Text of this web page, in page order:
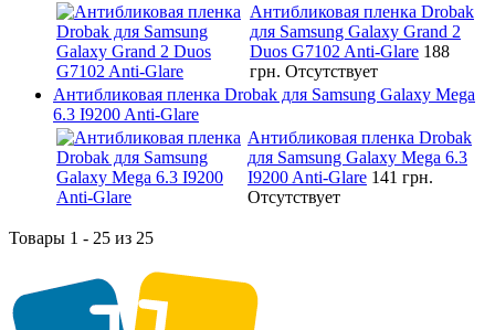
Антибликовая пленка Drobak
для Samsung Galaxy Grand 2
Duos G7102 Anti-Glare 188
грн. Отсутствует
Антибликовая пленка Drobak для Samsung Galaxy Mega
6.3 I9200 Anti-Glare
Антибликовая пленка Drobak
для Samsung Galaxy Mega 6.3
I9200 Anti-Glare 141 грн.
Отсутствует
Товары 1 - 25 из 25